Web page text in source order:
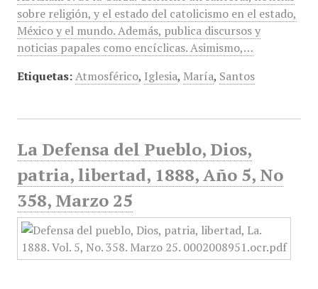
sobre religión, y el estado del catolicismo en el estado,
México y el mundo. Además, publica discursos y
noticias papales como encíclicas. Asimismo,…
Etiquetas: Atmosférico, Iglesia, María, Santos
La Defensa del Pueblo, Dios,
patria, libertad, 1888, Año 5, No
358, Marzo 25